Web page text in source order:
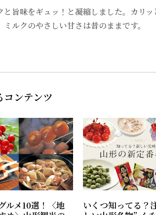
と旨味をギュッ！と凝縮しました。カリ
ミルクのやさしい甘さは昔のままです。
コンテンツ
ルメ10選！〈地
いくつ知ってる？